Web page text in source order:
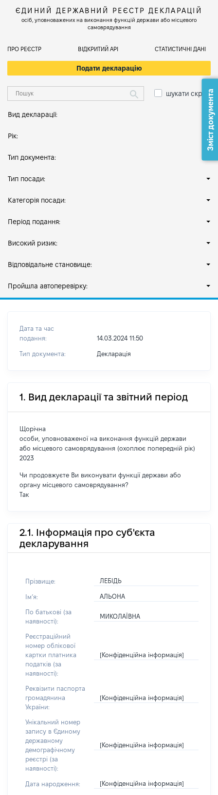
ЄДИНИЙ ДЕРЖАВНИЙ РЕЄСТР ДЕКЛАРАЦІЙ
осіб, уповноважених на виконання функцій держави або місцевого
самоврядування
ПРО РЕЄСТР ВІДКРИТИЙ АРІ СТАТИСТИЧНІ ДАНІ
Подати декларацію
шукати скрізь
Вид декларації:
Рік:
Тип документа:
Тип посади:
Категорія посади:
Період подання:
Високий ризик:
Відповідальне становище:
Пройшла автоперевірку:
Дата та час
подання:
14.03.2024 11:50
Тип документа: Декларація
1. Вид декларації та звітний період
Щорічна
особи, уповноваженої на виконання функцій держави
або місцевого самоврядування (охоплює попередній рік)
2023
Чи продовжуєте Ви виконувати функції держави або
органу місцевого самоврядування?
Так
2.1. Інформація про суб'єкта
декларування
Прізвище: ЛЕБІДЬ
Імʼя: АЛЬОНА
По батькові (за
наявності):
МИКОЛАЇВНА
Реєстраційний
номер облікової
картки платника
податків (за
наявності):
[Конфіденційна інформація]
Реквізити паспорта
громадянина
України:
[Конфіденційна інформація]
Унікальний номер
запису в Єдиному
державному
демографічному
реєстрі (за
наявності):
[Конфіденційна інформація]
Дата народження: [Конфіденційна інформація]
Зміст документа